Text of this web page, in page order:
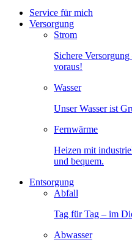
Service für mich
Versorgung
Strom
Sichere
voraus!
Wasser
Unser Wasser ist
Fernwärme
Heizen mit
und bequem.
Entsorgung
Abfall
Tag für Tag – im
Abwasser